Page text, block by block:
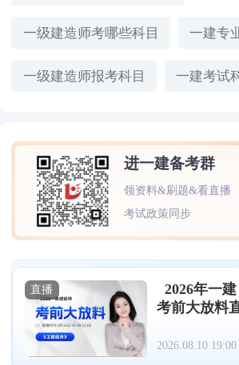
一级建造师考哪些科目 一建专
一级建造师报考科目 一建考试
进一建备考群
领资料&刷题&看直播
考试政策同步
直播
2026年一建
考前大放料
2026.08.10